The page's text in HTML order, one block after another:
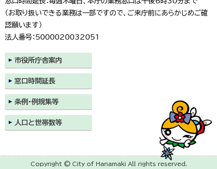
（お取り扱いできる業務は一部ですので、ご来庁前にあらかじめご確
認願います）
法人番号：5000020032051
市役所庁舎案内
窓口時間延長
条例・例規集等
人口と世帯数等
Copyright © City of Hanamaki All rights reserved.